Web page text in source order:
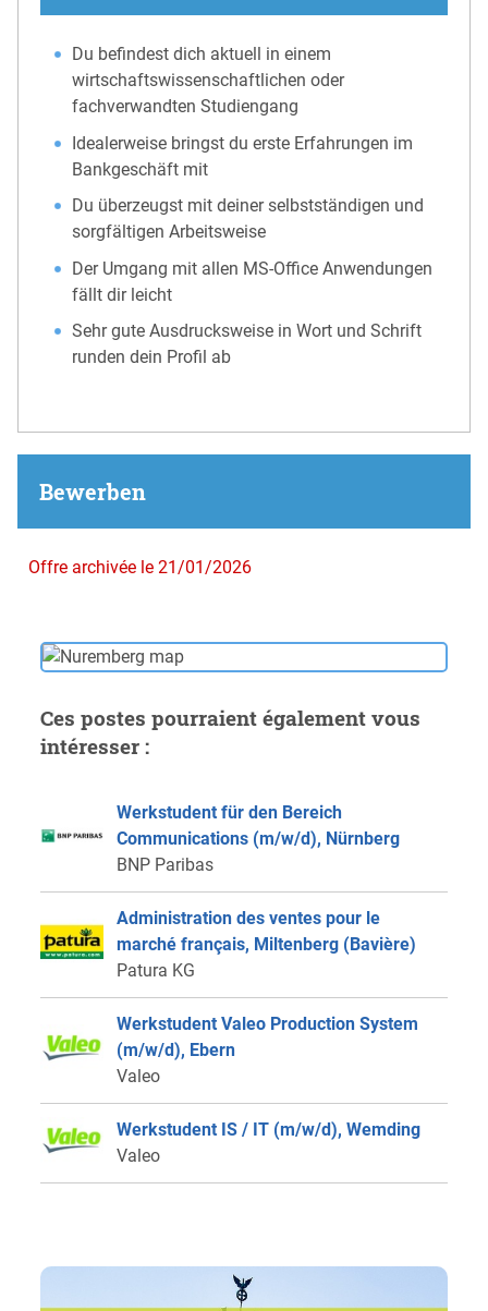
Du befindest dich aktuell in einem
wirtschaftswissenschaftlichen oder
fachverwandten Studiengang
Idealerweise bringst du erste Erfahrungen im
Bankgeschäft mit
Du überzeugst mit deiner selbstständigen und
sorgfältigen Arbeitsweise
Der Umgang mit allen MS-Office Anwendungen
fällt dir leicht
Sehr gute Ausdrucksweise in Wort und Schrift
runden dein Profil ab
Bewerben
Offre archivée le 21/01/2026
Ces postes pourraient également vous
intéresser :
Werkstudent für den Bereich
Communications (m/w/d), Nürnberg
BNP Paribas
Administration des ventes pour le
marché français, Miltenberg (Bavière)
Patura KG
Werkstudent Valeo Production System
(m/w/d), Ebern
Valeo
Werkstudent IS / IT (m/w/d), Wemding
Valeo